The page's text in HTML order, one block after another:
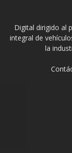
Digital dirigido al
integral de
la